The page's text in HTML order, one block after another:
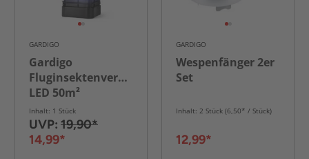
GARDIGO
Gardigo
Fluginsektenvernichter
LED 50m²
Inhalt: 1 Stück
UVP: 19,90*
14,99*
GARDIGO
Wespenfänger 2er
Set
Inhalt: 2 Stück (6,50* / Stück)
12,99*